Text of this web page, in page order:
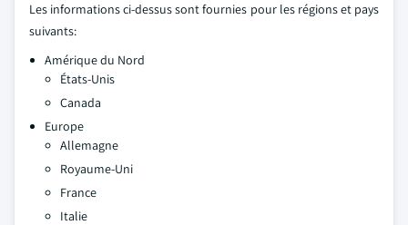
Les informations ci-dessus sont fournies pour les régions et pays
suivants:
Amérique du Nord
États-Unis
Canada
Europe
Allemagne
Royaume-Uni
France
Italie